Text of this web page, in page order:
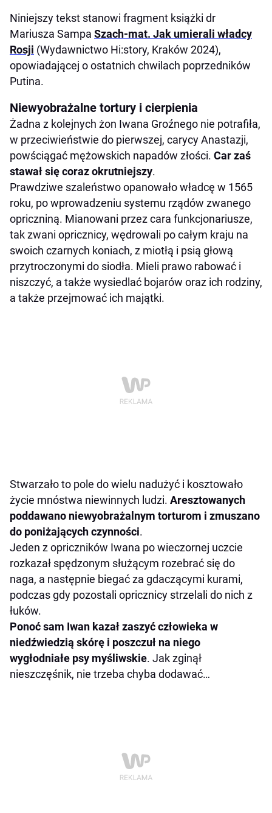
Niniejszy tekst stanowi fragment książki dr
Mariusza Sampa Szach-mat. Jak umierali władcy
Rosji (Wydawnictwo Hi:story, Kraków 2024),
opowiadającej o ostatnich chwilach poprzedników
Putina.
Niewyobrażalne tortury i cierpienia
Żadna z kolejnych żon Iwana Groźnego nie potrafiła,
w przeciwieństwie do pierwszej, carycy Anastazji,
powściągać mężowskich napadów złości. Car zaś
stawał się coraz okrutniejszy.
Prawdziwe szaleństwo opanowało władcę w 1565
roku, po wprowadzeniu systemu rządów zwanego
opriczniną. Mianowani przez cara funkcjonariusze,
tak zwani opricznicy, wędrowali po całym kraju na
swoich czarnych koniach, z miotłą i psią głową
przytroczonymi do siodła. Mieli prawo rabować i
niszczyć, a także wysiedlać bojarów oraz ich rodziny,
a także przejmować ich majątki.
Stwarzało to pole do wielu nadużyć i kosztowało
życie mnóstwa niewinnych ludzi. Aresztowanych
poddawano niewyobrażalnym torturom i zmuszano
do poniżających czynności.
Jeden z opriczników Iwana po wieczornej uczcie
rozkazał spędzonym służącym rozebrać się do
naga, a następnie biegać za gdaczącymi kurami,
podczas gdy pozostali opricznicy strzelali do nich z
łuków.
Ponoć sam Iwan kazał zaszyć człowieka w
niedźwiedzią skórę i poszczuł na niego
wygłodniałe psy myśliwskie. Jak zginął
nieszczęśnik, nie trzeba chyba dodawać…